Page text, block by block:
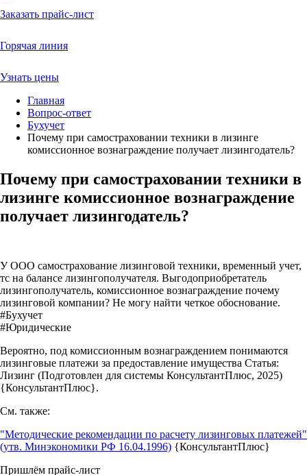
Заказать прайс-лист
Горячая линия
Узнать цены
Главная
Вопрос-ответ
Бухучет
Почему при самостраховании техники в лизинге
комиссионное вознаграждение получает лизингодатель?
Почему при самостраховании техники в
лизинге комиссионное вознаграждение
получает лизингодатель?
У ООО самострахование лизинговой техники, временный учет,
тс на балансе лизингополучателя. Выгодоприобретатель
лизингополучатель, комиссионное вознаграждение почему
лизинговой компании? Не могу найти четкое обоснование.
#Бухучет
#Юридические
Вероятно, под комиссионным вознаграждением понимаются
лизинговые платежи за предоставление имущества Статья:
Лизинг (Подготовлен для системы КонсультантПлюс, 2025)
{КонсультантПлюс}.
См. также:
"Методические рекомендации по расчету лизинговых платежей"
(утв. Минэкономики РФ 16.04.1996) {КонсультантПлюс}
Пришлём прайс-лист